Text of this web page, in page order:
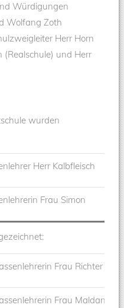
Würdigungen
Wolfang Zoth
Herr Horn
(Realschule) und Herr
wurden
Herr Kalbfleisch
Frau Simon
Frau Richter
Frau Maldaner-